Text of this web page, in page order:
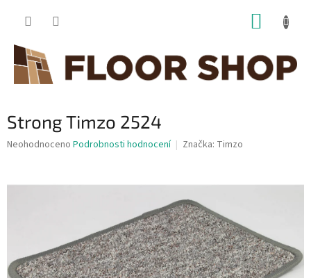
Strong Timzo 2524
Průměrné
je
Neohodnoceno Podrobnosti hodnocení Značka: Timzo